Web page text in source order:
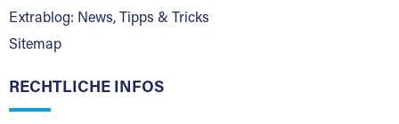
Extrablog: News, Tipps & Tricks
Sitemap
RECHTLICHE INFOS